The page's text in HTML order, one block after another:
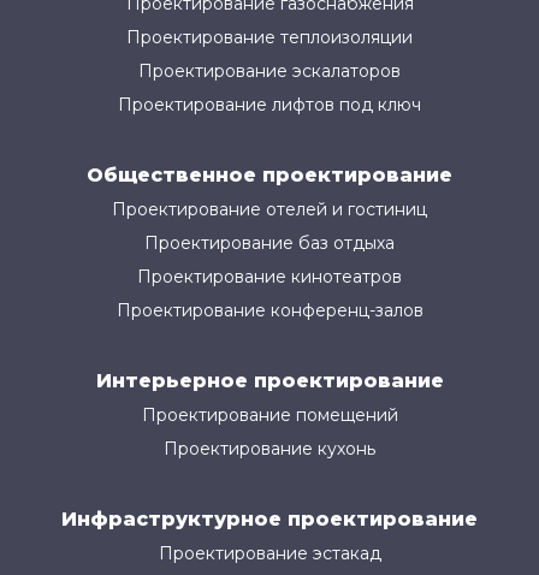
Проектирование теплоизоляции
Проектирование эскалаторов
Проектирование лифтов под ключ
Общественное проектирование
Проектирование отелей и гостиниц
Проектирование баз отдыха
Проектирование кинотеатров
Проектирование конференц-залов
Интерьерное проектирование
Проектирование помещений
Проектирование кухонь
Инфраструктурное проектирование
Проектирование эстакад